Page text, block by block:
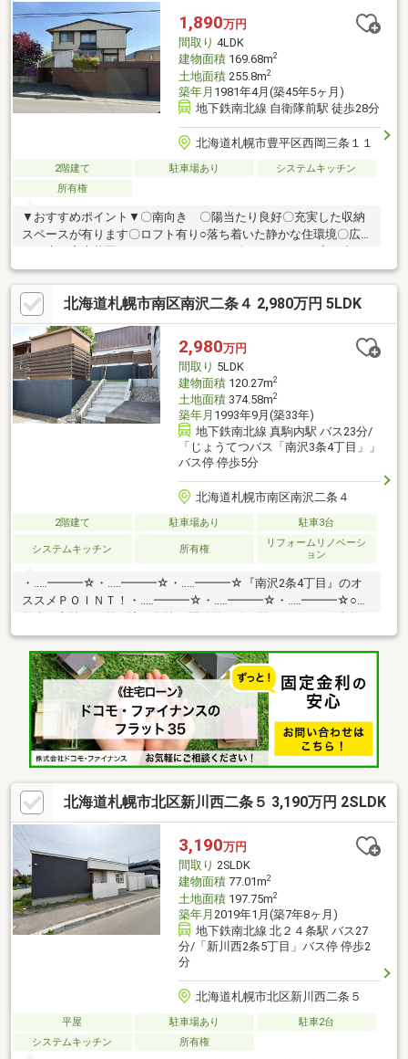
い、ゆとりある広さの駐車スペースを確保しています
1,890万円
間取り 4LDK
建物面積169.68m2
土地面積255.8m2
築年月 1981年4月(築45年5ヶ月)
地下鉄南北線 自衛隊前駅 徒歩28分
北海道札幌市豊平区西岡三条１１
2階建て 駐車場あり
システムキッチン
所有権
▼おすすめポイント▼〇南向き 〇陽当たり良好〇充実した収納
スペースが有ります〇ロフト有り○落ち着いた静かな住環境〇広
徒歩約3分〇現状引渡につき、ご希望のリフォームが可能！≪グル
ープ会社にてお見積り作成も可能◎≫【学校】小学校・・・西岡
南小学校(徒歩約8分)中学校・・・西岡中学校(徒歩約11分)■ ご希
望の住まい探しをお手伝いします物件の詳細・ご相談はお気軽に
お問い合わせください。
北海道札幌市南区南沢二条４ 2,980万円 5LDK
2,980万円
間取り 5LDK
建物面積120.27m2
土地面積374.58m2
築年月 1993年9月(築33年)
地下鉄南北線 真駒内駅 バス23分/
「じょうてつバス「南沢3条4丁目」」
バス停 停歩5分
北海道札幌市南区南沢二条４
2階建て 駐車場あり 駐車3台
システムキッチン 所有権
リフォームリノベーシ
ョン
・‥…━━━☆・‥…━━━☆・‥…━━━☆『南沢2条4丁目』のオ
ススメＰＯＩＮＴ！・‥…━━━☆・‥…━━━☆・‥…━━━☆○自
装の状態が良好なリフォーム済み物件○バーベキューやドッグラ
ンなど多用途に使える人工芝の庭○ご家族分や来客時にも対応可
能な駐車スペース4台分（車種による）○全居室収納のほか、タイ
ヤ等の保管に便利な物置や小屋付き○落ち着いた住空間が確保で
きる閑静な住宅街に位置
北海道札幌市北区新川西二条５ 3,190万円 2SLDK
3,190万円
間取り 2SLDK
建物面積77.01m2
土地面積197.75m2
築年月 2019年1月(築7年8ヶ月)
地下鉄南北線 北２４条駅 バス27
分/「新川西2条5丁目」バス停 停歩2
分
北海道札幌市北区新川西二条５
平屋 駐車場あり
駐車2台
システムキッチン
所有権